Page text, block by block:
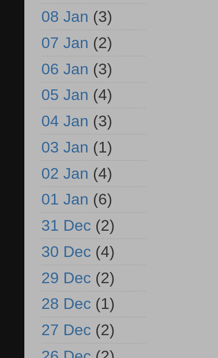
08 Jan (3)
07 Jan (2)
06 Jan (3)
05 Jan (4)
04 Jan (3)
03 Jan (1)
02 Jan (4)
01 Jan (6)
31 Dec (2)
30 Dec (4)
29 Dec (2)
28 Dec (1)
27 Dec (2)